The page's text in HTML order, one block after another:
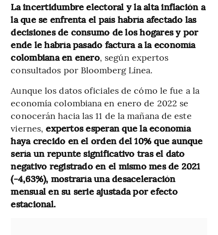
La incertidumbre electoral y la alta inflación a
la que se enfrenta el país habría afectado las
decisiones de consumo de los hogares y por
ende le habría pasado factura a la economía
colombiana en enero, según expertos
consultados por Bloomberg Línea.
Aunque los datos oficiales de cómo le fue a la
economía colombiana en enero de 2022 se
conocerán hacia las 11 de la mañana de este
viernes,expertos esperan que la economía
haya crecido en el orden del 10% que aunque
sería un repunte significativo tras el dato
negativo registrado en el mismo mes de 2021
(-4,63%), mostraría una desaceleración
mensual en su serie ajustada por efecto
estacional.